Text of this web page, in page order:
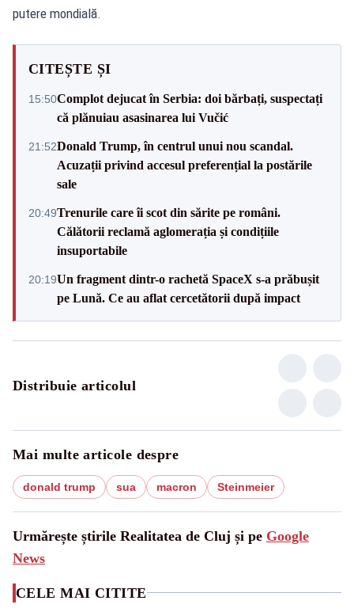
putere mondială.
CITEȘTE ȘI
15:50Complot dejucat în Serbia: doi bărbați, suspectați
că plănuiau asasinarea lui Vučić
21:52Donald Trump, în centrul unui nou scandal.
Acuzații privind accesul preferențial la postările
sale
20:49Trenurile care îi scot din sărite pe români.
Călătorii reclamă aglomerația și condițiile
insuportabile
20:19Un fragment dintr-o rachetă SpaceX s-a prăbușit
pe Lună. Ce au aflat cercetătorii după impact
Distribuie articolul
Mai multe articole despre
donald trump sua macron Steinmeier
Urmărește știrile Realitatea de Cluj și pe Google
News
CELE MAI CITITE